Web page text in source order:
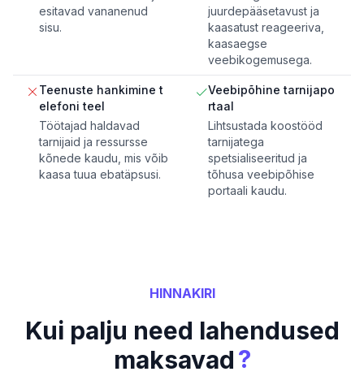
esitavad vananenud
sisu.
juurdepääsetavust ja
kaasatust reageeriva,
kaasaegse
veebikogemusega.
Teenuste hankimine t
elefoni teel
Töötajad haldavad
tarnijaid ja ressursse
kõnede kaudu, mis võib
kaasa tuua ebatäpsusi.
Veebipõhine tarnijapo
rtaal
Lihtsustada koostööd
tarnijatega
spetsialiseeritud ja
tõhusa veebipõhise
portaali kaudu.
HINNAKIRI
Kui palju need lahendused
maksavad?